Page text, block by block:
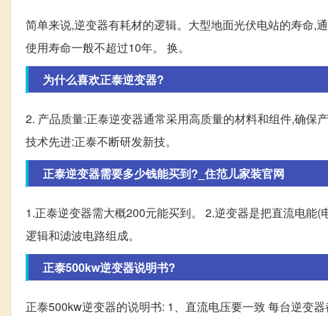
简单来说,逆变器有耗材的逻辑。大型地面光伏电站的寿命,
使用寿命一般不超过10年。 换。
为什么喜欢正泰逆变器?
2. 产品质量:正泰逆变器通常采用高质量的材料和组件,确保
技术先进:正泰不断研发新技。
正泰逆变器需要多少钱能买到?_住范儿家装官网
1.正泰逆变器需大概200元能买到。 2.逆变器是把直流电能
逻辑和滤波电路组成。
正泰500kw逆变器说明书?
正泰500kw逆变器的说明书: 1、直流电压要一致 每台逆变